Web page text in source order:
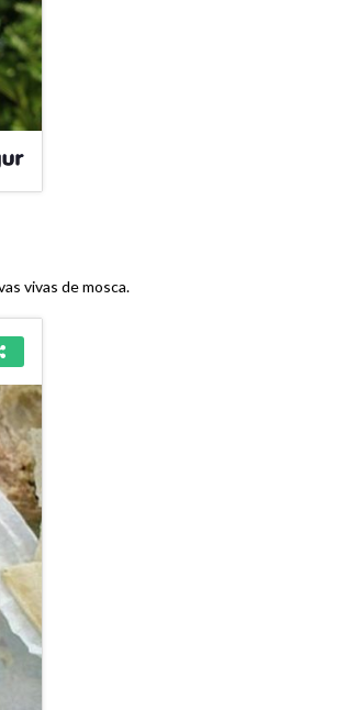
vivas de mosca.